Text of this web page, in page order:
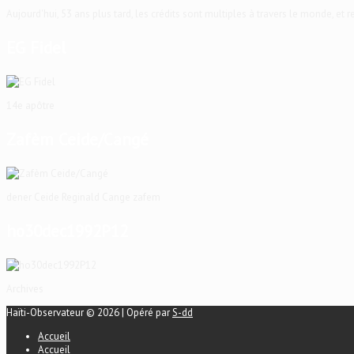
Haïti-Observateur © 2026 | Opéré parS-dd
Accueil
Accueil